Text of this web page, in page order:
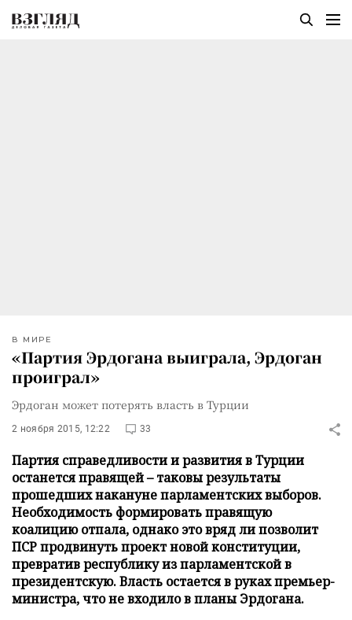
В МИРЕ
«Партия Эрдогана выиграла, Эрдоган
проиграл»
Эрдоган может потерять власть в Турции
2 ноября 2015, 12:22 33
Партия справедливости и развития в Турции
останется правящей – таковы результаты
прошедших накануне парламентских выборов.
Необходимость формировать правящую
коалицию отпала, однако это вряд ли позволит
ПСР продвинуть проект новой конституции,
превратив республику из парламентской в
президентскую. Власть остается в руках премьер-
министра, что не входило в планы Эрдогана.